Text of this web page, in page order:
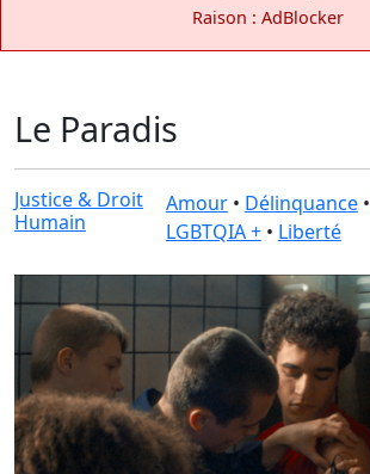
Raison : AdBlocker
Le Paradis
Justice & Droit
Humain
Amour• Délinquance•
LGBTQIA +• Liberté